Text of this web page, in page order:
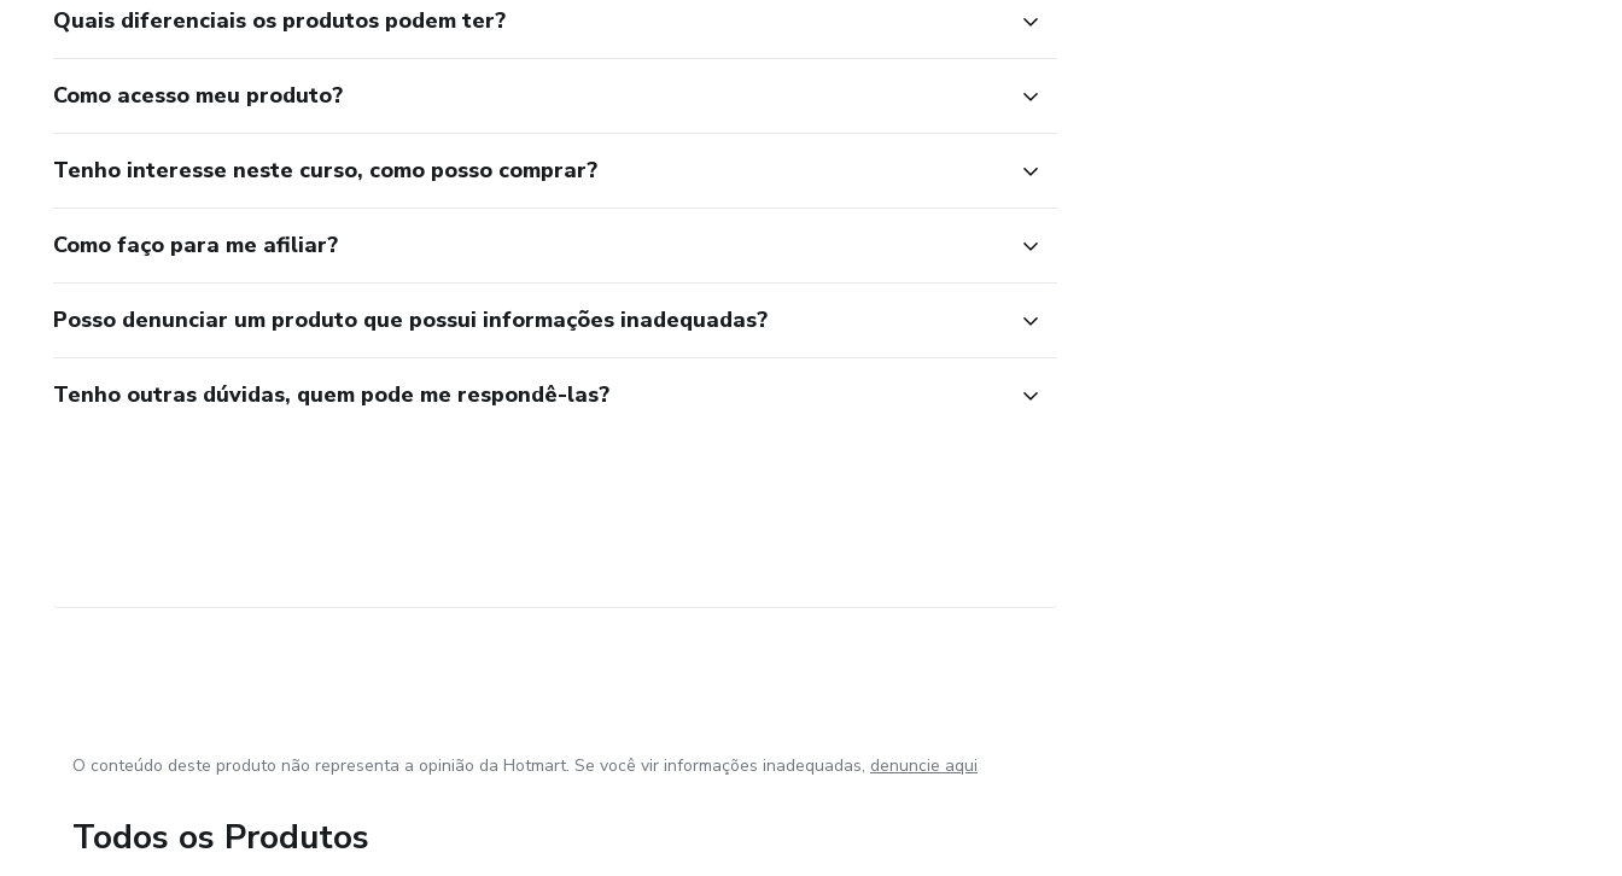
Quais diferenciais os produtos podem ter?
Como acesso meu produto?
Tenho interesse neste curso, como posso comprar?
Como faço para me afiliar?
Posso denunciar um produto que possui informações inadequadas?
Tenho outras dúvidas, quem pode me respondê-las?
O conteúdo deste produto não representa a opinião da Hotmart. Se você vir informações inadequadas, denuncie aqui
Todos os Produtos